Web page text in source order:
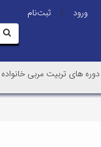
ورود |
ثبت‌نام
های تربیت مربی خانواده